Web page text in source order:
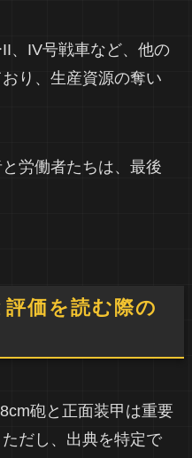
、IV号戦車など、他の
り、生産資源の奪い
労働者たちは、最後
価を読む際の
砲と正面装甲は重要
だし、出典を特定で